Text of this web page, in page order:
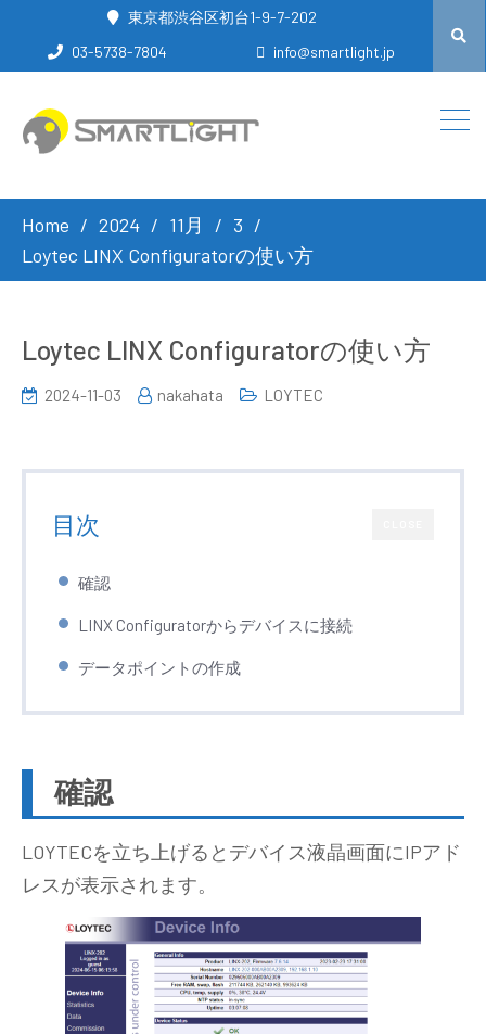
東京都渋谷区初台1-9-7-202
03-5738-7804
info@smartlight.jp
Home 2024 11月
3
Loytec LINX Configuratorの使い方
Loytec LINX Configuratorの使い方
2024-11-03 nakahata LOYTEC
目次
確認
LINX Configuratorからデバイスに接続
データポイントの作成
確認
LOYTECを立ち上げるとデバイス液晶画面にIPアド
レスが表示されます。